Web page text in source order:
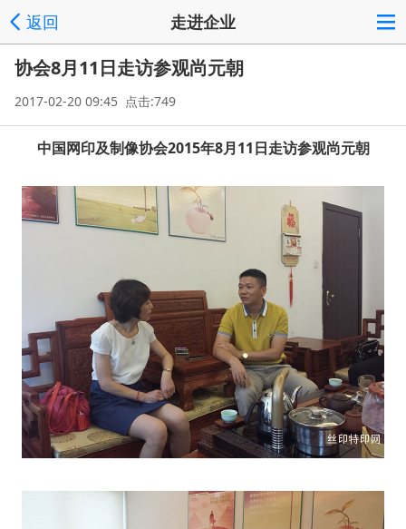
返回 走进企业
协会8月11日走访参观尚元朝
2017-02-20 09:45 点击:749
中国网印及制像协会2015年8月11日走访参观尚元朝